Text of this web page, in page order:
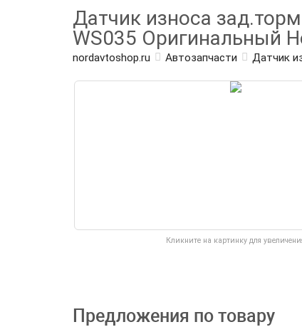
Датчик износа
WS035 Оригинальный
nordavtoshop.ru Автозапчасти Датчик
Кликните на картинку для
Предложения по товару